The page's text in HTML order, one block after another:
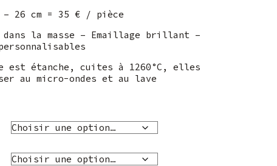
– 26 cm = 35 € / pièce
la masse – Emaillage brillant –
est étanche, cuites à 1260°C, elles
au micro-ondes et au lave